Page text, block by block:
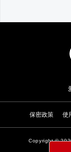
保密政策 使
Copyright ©